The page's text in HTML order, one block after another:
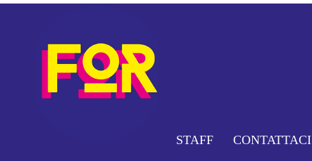
STAFF CONTATTACI